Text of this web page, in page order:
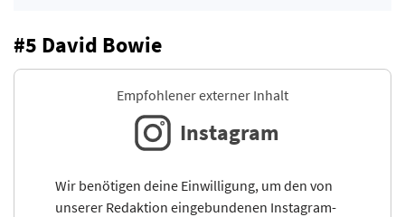
#5 David Bowie
Empfohlener externer Inhalt
Instagram
Wir benötigen deine Einwilligung, um den von
unserer Redaktion eingebundenen Instagram-